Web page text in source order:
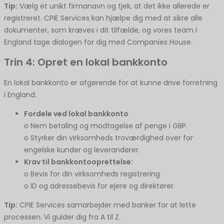
Tip: Vælg et unikt firmanavn og tjek, at det ikke allerede er
registreret. CPIE Services kan hjælpe dig med at sikre alle
dokumenter, som kræves i dit tilfælde, og vores team i
England tage dialogen for dig med Companies House.
Trin 4: Opret en lokal bankkonto
En lokal bankkonto er afgørende for at kunne drive forretning
i England.
Fordele ved lokal bankkonto
o Nem betaling og modtagelse af penge i GBP.
o Styrker din virksomheds troværdighed over for
engelske kunder og leverandører.
Krav til bankkontooprettelse:
o Bevis for din virksomheds registrering.
o ID og adressebevis for ejere og direktører.
Tip: CPIE Services samarbejder med banker for at lette
processen. Vi guider dig fra A til Z.